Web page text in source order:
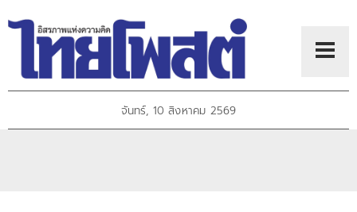
จันทร์, 10 สิงหาคม 2569